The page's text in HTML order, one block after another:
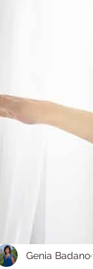
de Seguros
Seguro
Genia Badano